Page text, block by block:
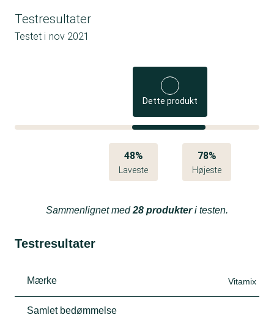
Testresultater
Testet i nov 2021
Dette produkt
48%
Laveste
78%
Højeste
Sammenlignet med28 produkteri testen.
Testresultater
Mærke Vitamix
Samlet bedømmelse